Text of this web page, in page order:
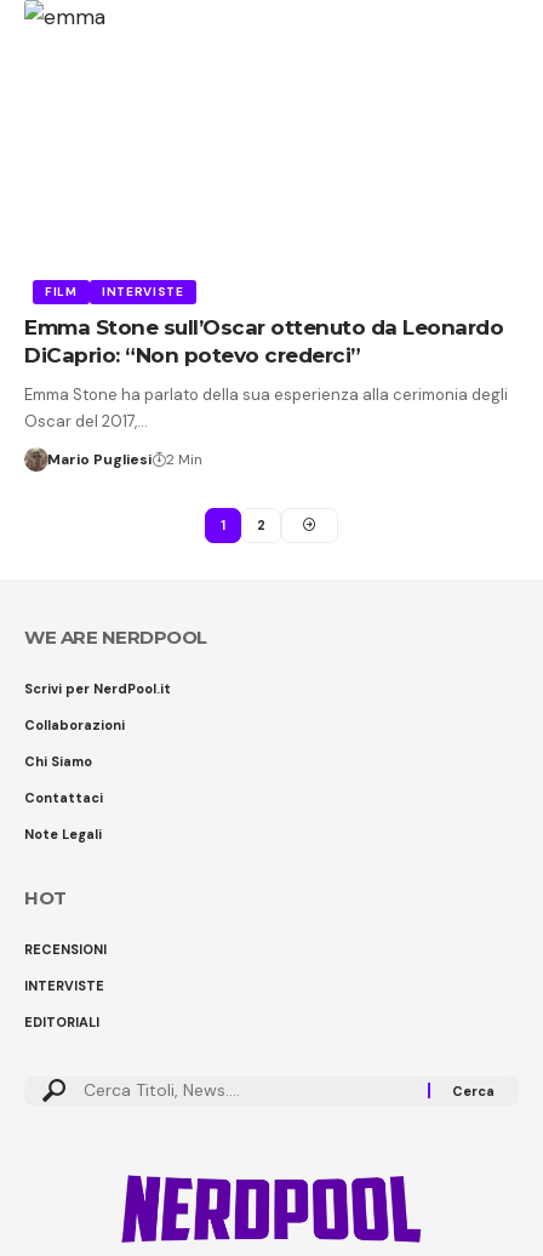
FILM INTERVISTE
Emma Stone sull’Oscar ottenuto da Leonardo
DiCaprio: “Non potevo crederci”
Emma Stone ha parlato della sua esperienza alla cerimonia degli
Oscar del 2017,…
Mario Pugliesi 2 Min
1 2
WE ARE NERDPOOL
Scrivi per NerdPool.it
Collaborazioni
Chi Siamo
Contattaci
Note Legali
HOT
RECENSIONI
INTERVISTE
EDITORIALI
Cerca: